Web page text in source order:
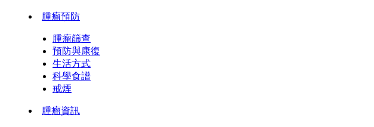
腫瘤預防
腫瘤篩查
預防與康復
生活方式
科學食譜
戒煙
腫瘤資訊